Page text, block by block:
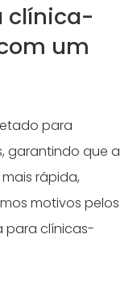
clínica-
um
para
garantindo que a
rápida,
motivos pelos
para clínicas-